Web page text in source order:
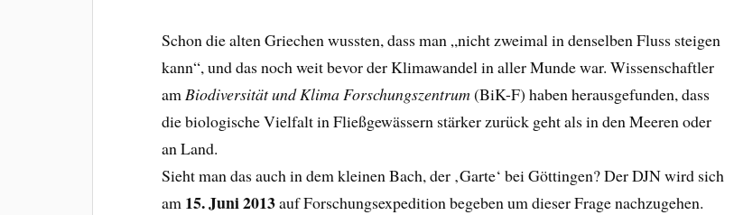
Schon die alten Griechen wussten, dass man „nicht zweimal in denselben Fluss steigen
kann“, und das noch weit bevor der Klimawandel in aller Munde war. Wissenschaftler
amBiodiversität und Klima Forschungszentrum(BiK-F) haben herausgefunden, dass
die biologische Vielfalt in Fließgewässern stärker zurück geht als in den Meeren oder
an Land.
Sieht man das auch in dem kleinen Bach, der ‚Garte‘ bei Göttingen? Der DJN wird sich
am 15. Juni 2013auf Forschungsexpedition begeben um dieser Frage nachzugehen.